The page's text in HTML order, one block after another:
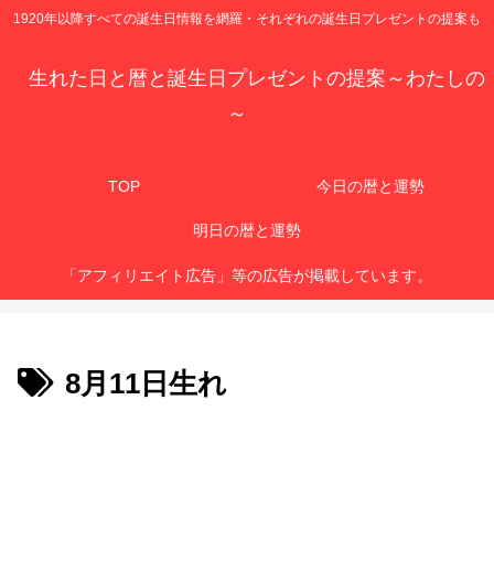
1920年以降すべての誕生日情報を網羅・それぞれの誕生日プレゼントの提案も
生れた日と暦と誕生日プレゼントの提案～わたしの
～
TOP 今日の暦と運勢
明日の暦と運勢
「アフィリエイト広告」等の広告が掲載しています。
8月11日生れ